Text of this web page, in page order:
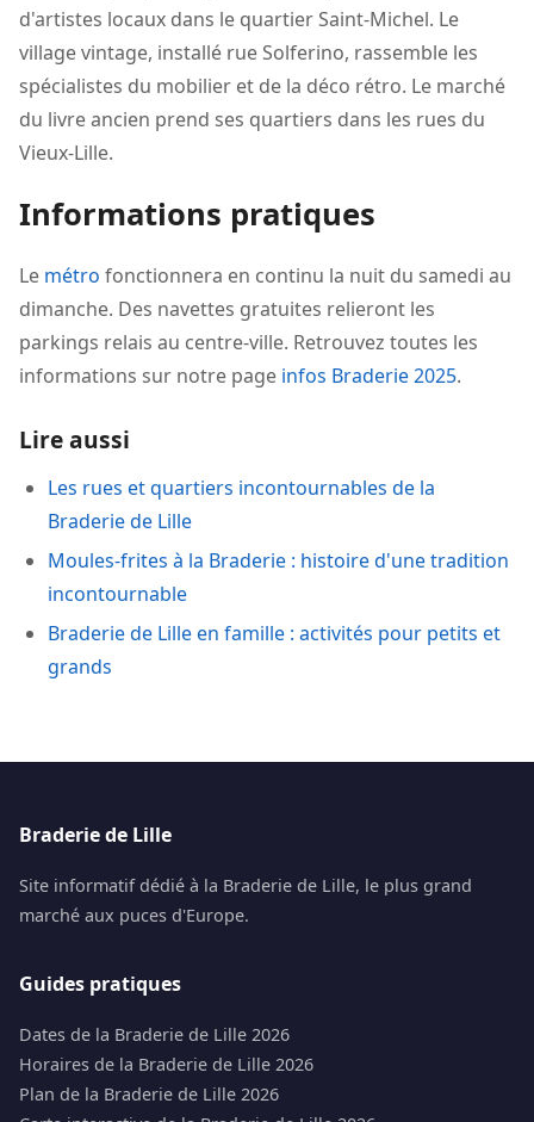
d'artistes locaux dans le quartier Saint-Michel. Le
village vintage, installé rue Solferino, rassemble les
spécialistes du mobilier et de la déco rétro. Le marché
du livre ancien prend ses quartiers dans les rues du
Vieux-Lille.
Informations pratiques
Le métro fonctionnera en continu la nuit du samedi au
dimanche. Des navettes gratuites relieront les
parkings relais au centre-ville. Retrouvez toutes les
informations sur notre page infos Braderie 2025.
Lire aussi
Les rues et quartiers incontournables de la
Braderie de Lille
Moules-frites à la Braderie : histoire d'une tradition
incontournable
Braderie de Lille en famille : activités pour petits et
grands
Braderie de Lille
Site informatif dédié à la Braderie de Lille, le plus grand
marché aux puces d'Europe.
Guides pratiques
Dates de la Braderie de Lille 2026
Horaires de la Braderie de Lille 2026
Plan de la Braderie de Lille 2026